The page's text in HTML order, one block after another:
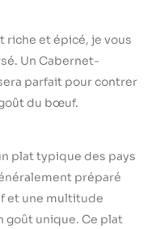
riche et épicé, je vous
Un Cabernet-
parfait pour contrer
du bœuf.
plat typique des pays
préparé
et une multitude
goût unique. Ce plat